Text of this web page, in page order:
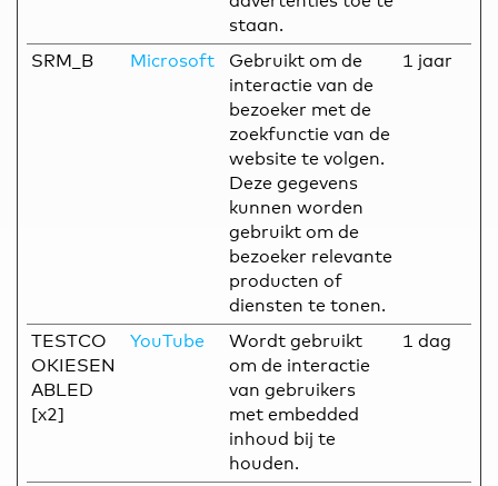
staan.
SRM_B
Microsoft
Gebruikt om de
interactie van de
bezoeker met de
zoekfunctie van de
website te volgen.
Deze gegevens
kunnen worden
gebruikt om de
bezoeker relevante
producten of
diensten te tonen.
1 jaar
TESTCO
OKIESEN
ABLED
[x2]
YouTube
Wordt gebruikt
om de interactie
van gebruikers
met embedded
inhoud bij te
houden.
1 dag